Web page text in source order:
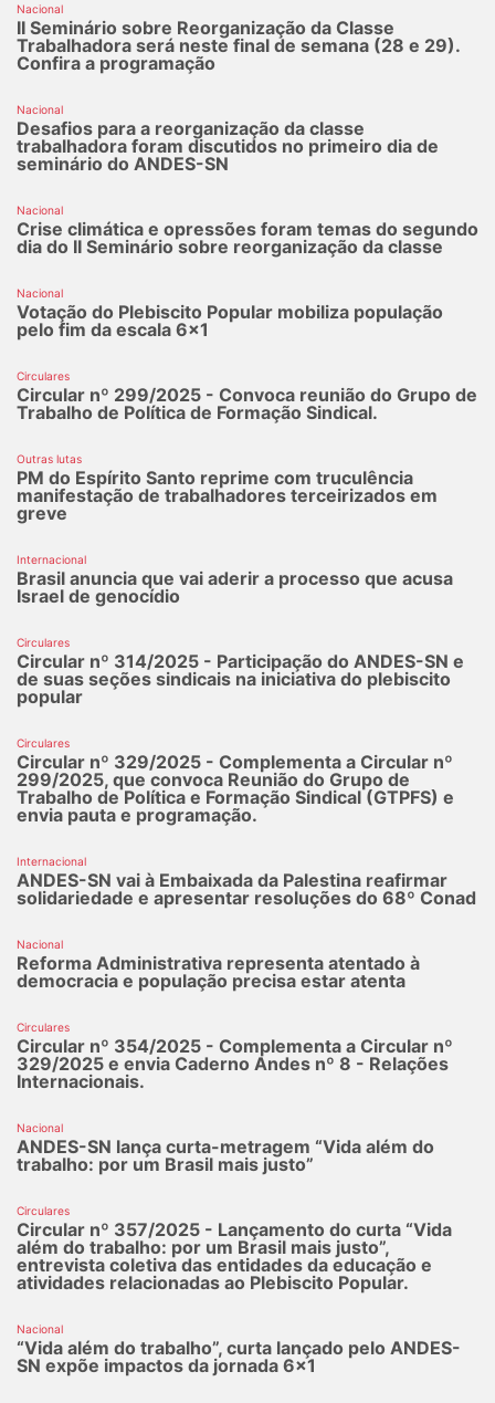
Nacional
II Seminário sobre Reorganização da Classe
Trabalhadora será neste final de semana (28 e 29).
Confira a programação
Nacional
Desafios para a reorganização da classe
trabalhadora foram discutidos no primeiro dia de
seminário do ANDES-SN
Nacional
Crise climática e opressões foram temas do segundo
dia do II Seminário sobre reorganização da classe
Nacional
Votação do Plebiscito Popular mobiliza população
pelo fim da escala 6x1
Circulares
Circular nº 299/2025 - Convoca reunião do Grupo de
Trabalho de Política de Formação Sindical.
Outras lutas
PM do Espírito Santo reprime com truculência
manifestação de trabalhadores terceirizados em
greve
Internacional
Brasil anuncia que vai aderir a processo que acusa
Israel de genocídio
Circulares
Circular nº 314/2025 - Participação do ANDES-SN e
de suas seções sindicais na iniciativa do plebiscito
popular
Circulares
Circular nº 329/2025 - Complementa a Circular nº
299/2025, que convoca Reunião do Grupo de
Trabalho de Política e Formação Sindical (GTPFS) e
envia pauta e programação.
Internacional
ANDES-SN vai à Embaixada da Palestina reafirmar
solidariedade e apresentar resoluções do 68º Conad
Nacional
Reforma Administrativa representa atentado à
democracia e população precisa estar atenta
Circulares
Circular nº 354/2025 - Complementa a Circular nº
329/2025 e envia Caderno Andes nº 8 - Relações
Internacionais.
Nacional
ANDES-SN lança curta-metragem “Vida além do
trabalho: por um Brasil mais justo”
Circulares
Circular nº 357/2025 - Lançamento do curta “Vida
além do trabalho: por um Brasil mais justo”,
entrevista coletiva das entidades da educação e
atividades relacionadas ao Plebiscito Popular.
Nacional
“Vida além do trabalho”, curta lançado pelo ANDES-
SN expõe impactos da jornada 6x1